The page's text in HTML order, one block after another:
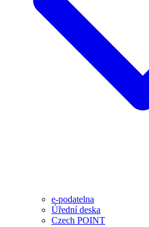
e-podatelna
Úřední deska
Czech POINT